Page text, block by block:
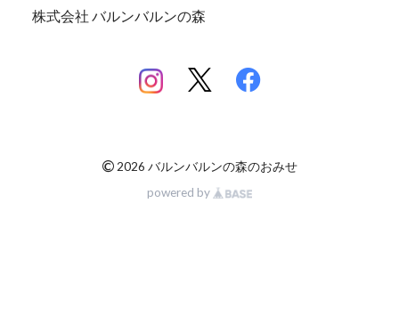
株式会社 バルンバルンの森
©2026 バルンバルンの森のおみせ
powered by